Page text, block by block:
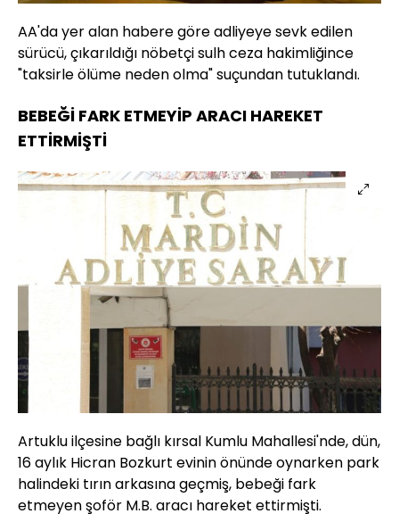
AA'da yer alan habere göre adliyeye sevk edilen
sürücü, çıkarıldığı nöbetçi sulh ceza hakimliğince
"taksirle ölüme neden olma" suçundan tutuklandı.
BEBEĞİ FARK ETMEYİP ARACI HAREKET
ETTİRMİŞTİ
Artuklu ilçesine bağlı kırsal Kumlu Mahallesi'nde, dün,
16 aylık Hicran Bozkurt evinin önünde oynarken park
halindeki tırın arkasına geçmiş, bebeği fark
etmeyen şoför M.B. aracı hareket ettirmişti.